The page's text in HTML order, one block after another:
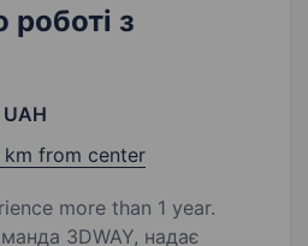
з
km from center
more than 1 year.